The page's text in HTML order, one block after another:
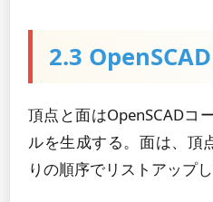
2.3
頂点と面はOpenSCADコ
ルを生成する。面は、頂
りの順序でリストアップ